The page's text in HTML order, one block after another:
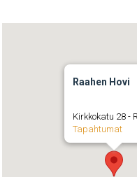
Raahen Hovi
Kirkkokatu 28 -
Tapahtumat